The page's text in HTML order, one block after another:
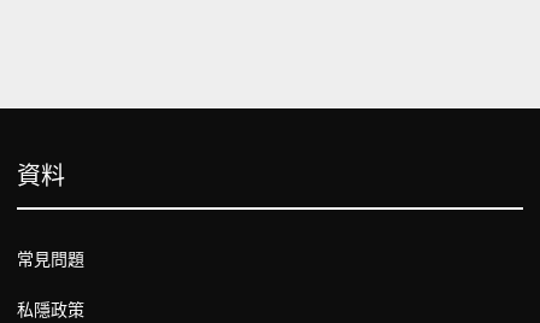
資料
常見問題
私隱政策